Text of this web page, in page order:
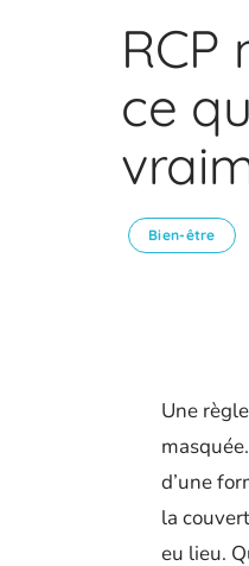
ce
Bien-être
Une
d’une
la
eu lieu.